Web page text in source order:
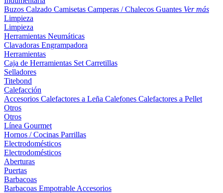
Buzos Calzado Camisetas Camperas / Chalecos Guantes Ver más
Limpieza
Limpieza
Herramientas Neumáticas
Clavadoras Engrampadora
Herramientas
Caja de Herramientas Set Carretillas
Selladores
Titebond
Calefacción
Accesorios Calefactores a Leña Calefones Calefactores a Pellet
Otros
Otros
Línea Gourmet
Hornos / Cocinas Parrillas
Electrodomésticos
Electrodomésticos
Aberturas
Puertas
Barbacoas
Barbacoas Empotrable Accesorios